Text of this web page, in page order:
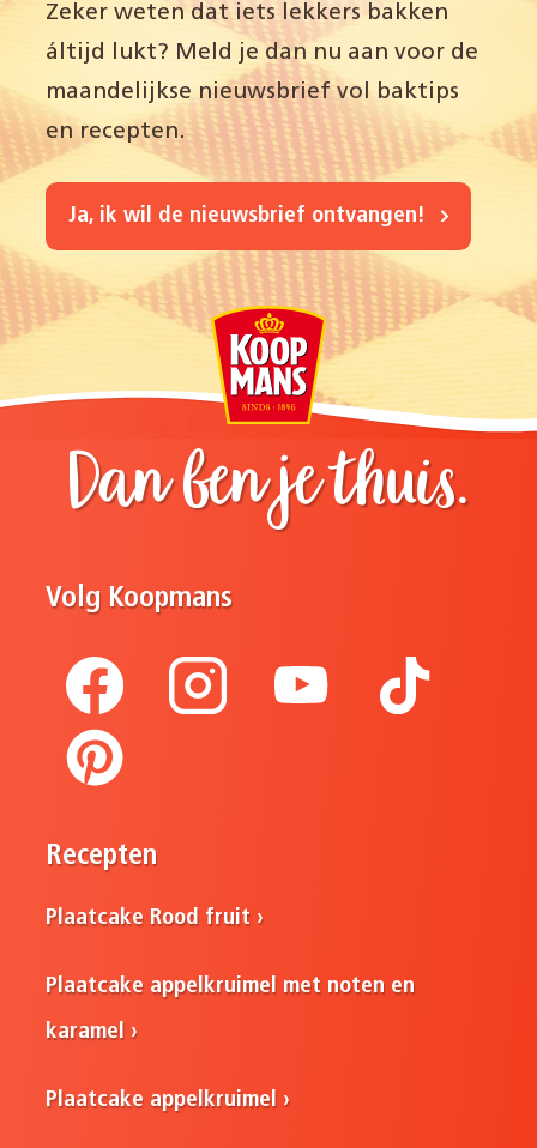
Zeker weten dat iets lekkers bakken
áltijd lukt? Meld je dan nu aan voor de
maandelijkse nieuwsbrief vol baktips
en recepten.
Ja, ik wil de nieuwsbrief ontvangen!
Dan ben je thuis.
Volg Koopmans
Recepten
Plaatcake Rood fruit
Plaatcake appelkruimel met noten en
karamel
Plaatcake appelkruimel